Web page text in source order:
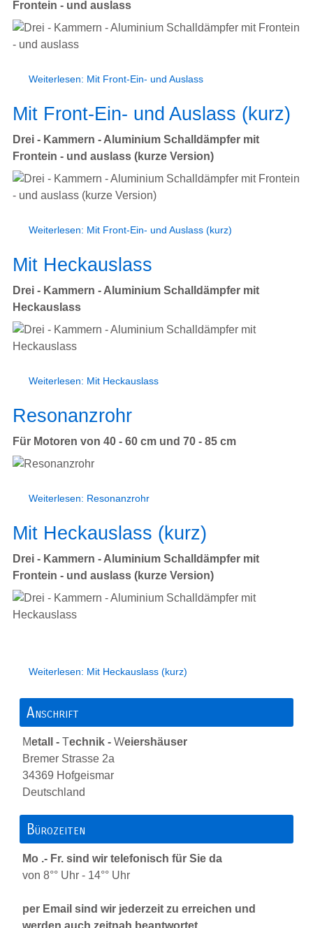
Frontein - und auslass
Weiterlesen: Mit Front-Ein- und Auslass
Mit Front-Ein- und Auslass (kurz)
Drei - Kammern - Aluminium Schalldämpfer mit
Frontein - und auslass (kurze Version)
Weiterlesen: Mit Front-Ein- und Auslass (kurz)
Mit Heckauslass
Drei - Kammern - Aluminium Schalldämpfer mit
Heckauslass
Weiterlesen: Mit Heckauslass
Resonanzrohr
Für Motoren von 40 - 60 cm und 70 - 85 cm
Weiterlesen: Resonanzrohr
Mit Heckauslass (kurz)
Drei - Kammern - Aluminium Schalldämpfer mit
Frontein - und auslass (kurze Version)
Weiterlesen: Mit Heckauslass (kurz)
Anschrift
Metall - Technik - Weiershäuser
Bremer Strasse 2a
34369 Hofgeismar
Deutschland
Bürozeiten
Mo .- Fr. sind wir telefonisch für Sie da
von 8°° Uhr - 14°° Uhr
per Email sind wir jederzeit zu erreichen und